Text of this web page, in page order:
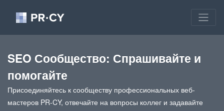
SEO Сообщество: Спрашивайте и
помогайте
Присоединяйтесь к сообществу профессиональных веб-
мастеров PR-CY, отвечайте на вопросы коллег и задавайте